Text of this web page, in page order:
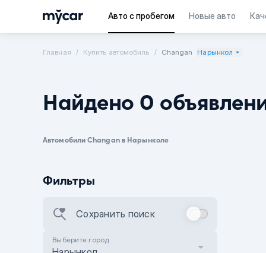
Авто с пробегом Новые авто
Главная Купить автомобиль Changan Нарынкол
Найдено 0
Автомобили Changan в Нарынколе
Фильтры
Сохранить поиск
Выберите город